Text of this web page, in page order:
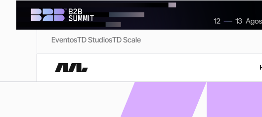
EventosTD StudiosTD Scale